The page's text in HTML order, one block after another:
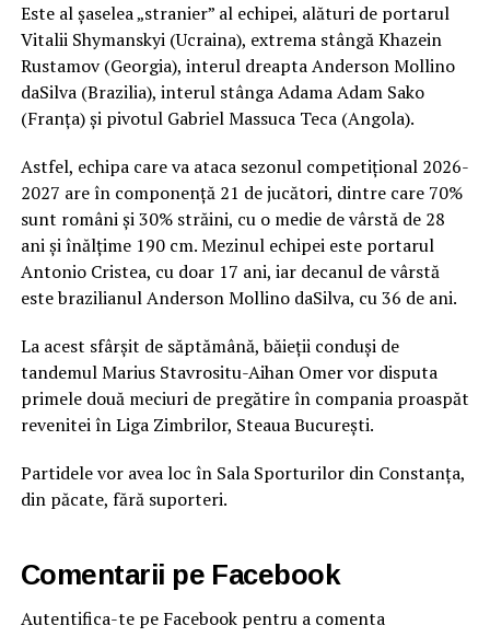
Este al șaselea „stranier” al echipei, alături de portarul
Vitalii Shymanskyi (Ucraina), extrema stângă Khazein
Rustamov (Georgia), interul dreapta Anderson Mollino
daSilva (Brazilia), interul stânga Adama Adam Sako
(Franța) și pivotul Gabriel Massuca Teca (Angola).
Astfel, echipa care va ataca sezonul competițional 2026-
2027 are în componență 21 de jucători, dintre care 70%
sunt români și 30% străini, cu o medie de vârstă de 28
ani și înălțime 190 cm. Mezinul echipei este portarul
Antonio Cristea, cu doar 17 ani, iar decanul de vârstă
este brazilianul Anderson Mollino daSilva, cu 36 de ani.
La acest sfârșit de săptămână, băieții conduși de
tandemul Marius Stavrositu-Aihan Omer vor disputa
primele două meciuri de pregătire în compania proaspăt
revenitei în Liga Zimbrilor, Steaua București.
Partidele vor avea loc în Sala Sporturilor din Constanța,
din păcate, fără suporteri.
Comentarii pe Facebook
Autentifica-te pe Facebook pentru a comenta